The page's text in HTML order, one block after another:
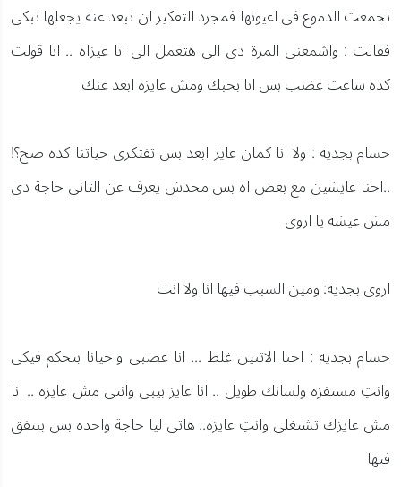
تجمعت الدموع فى اعيونها فمجرد التفكير ان تبعد عنه يجعلها تبكى
فقالت : واشمعنى المرة دى الى هتعمل الى انا عيزاه .. انا قولت
كده ساعت غضب بس انا بحبك ومش عايزه ابعد عنك
حسام بجديه : ولا انا كمان عايز ابعد بس تفتكرى حياتنا كده صح؟!
..احنا عايشين مع بعض اه بس محدش يعرف عن التانى حاجة دى
مش عيشه يا اروى
اروى بجديه: ومين السبب فيها انا ولا انت
حسام بجديه : احنا الاتنين غلط ... انا عصبى واحيانا بتحكم فيكى
وانتِ مستفزه ولسانك طويل .. انا عايز بيبى وانتى مش عايزه .. انا
مش عايزك تشتغلى وانتِ عايزه.. هاتى ليا حاجة واحده بس بنتفق
فيها